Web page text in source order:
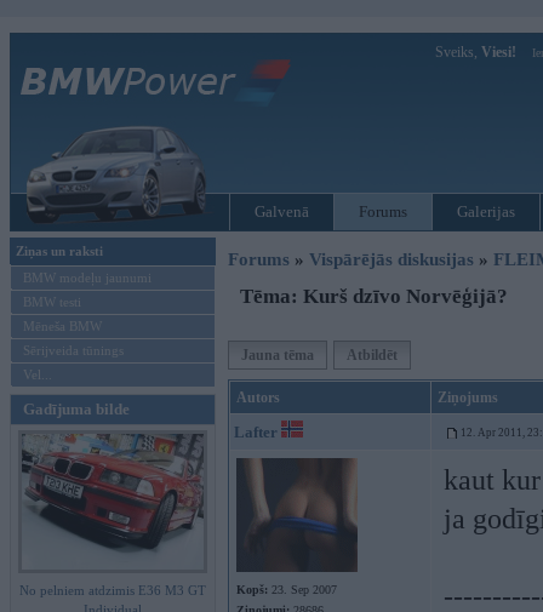
Sveiks, Viesi!
Galvenā Forums Galerijas
Ziņas un raksti
BMW modeļu jaunumi
BMW testi
Mēneša BMW
Sērijveida tūnings
Vel...
Gadījuma bilde
No pelniem atdzimis E36 M3 GT
Forums » Vispārējās diskusijas »
Tēma: Kurš dzīvo Norvēģijā?
Jauna tēma Atbildēt
Autors Ziņojums
Lafter 12. Apr 2011,
Kopš: 23. Sep 2007
kaut
ja